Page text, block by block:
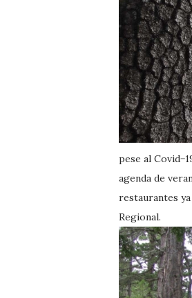
pese al
agenda de
restaurantes
Regional.